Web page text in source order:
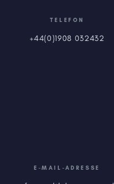
TELEFON
+44(0)1908 032432
E-MAIL-ADRESSE